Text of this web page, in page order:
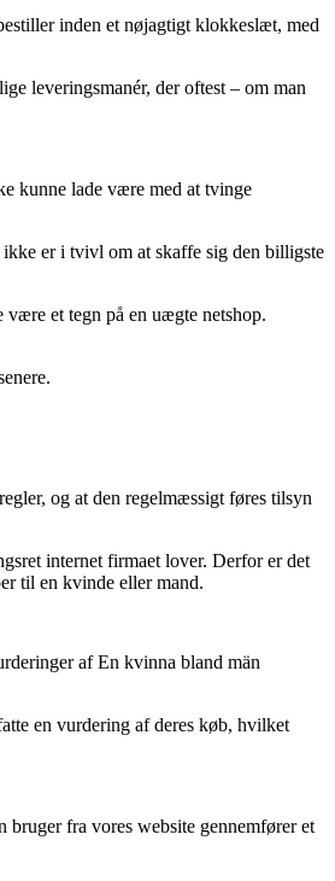
inden et nøjagtigt klokkeslæt, med
leveringsmanér, der oftest – om man
kunne lade være med at tvinge
er i tvivl om at skaffe sig den billigste
et tegn på en uægte netshop.
og at den regelmæssigt føres tilsyn
internet firmaet lover. Derfor er det
til en kvinde eller mand.
af En kvinna bland män
en vurdering af deres køb, hvilket
bruger fra vores website gennemfører et